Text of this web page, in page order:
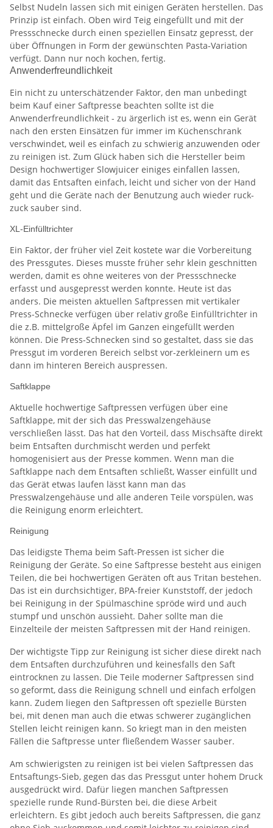
Selbst Nudeln lassen sich mit einigen Geräten herstellen. Das
Prinzip ist einfach. Oben wird Teig eingefüllt und mit der
Pressschnecke durch einen speziellen Einsatz gepresst, der
über Öffnungen in Form der gewünschten Pasta-Variation
verfügt. Dann nur noch kochen, fertig.
Anwenderfreundlichkeit
Ein nicht zu unterschätzender Faktor, den man unbedingt
beim Kauf einer Saftpresse beachten sollte ist die
Anwenderfreundlichkeit - zu ärgerlich ist es, wenn ein Gerät
nach den ersten Einsätzen für immer im Küchenschrank
verschwindet, weil es einfach zu schwierig anzuwenden oder
zu reinigen ist. Zum Glück haben sich die Hersteller beim
Design hochwertiger Slowjuicer einiges einfallen lassen,
damit das Entsaften einfach, leicht und sicher von der Hand
geht und die Geräte nach der Benutzung auch wieder ruck-
zuck sauber sind.
XL-Einfülltrichter
Ein Faktor, der früher viel Zeit kostete war die Vorbereitung
des Pressgutes. Dieses musste früher sehr klein geschnitten
werden, damit es ohne weiteres von der Pressschnecke
erfasst und ausgepresst werden konnte. Heute ist das
anders. Die meisten aktuellen Saftpressen mit vertikaler
Press-Schnecke verfügen über relativ große Einfülltrichter in
die z.B. mittelgroße Äpfel im Ganzen eingefüllt werden
können. Die Press-Schnecken sind so gestaltet, dass sie das
Pressgut im vorderen Bereich selbst vor-zerkleinern um es
dann im hinteren Bereich auspressen.
Saftklappe
Aktuelle hochwertige Saftpressen verfügen über eine
Saftklappe, mit der sich das Presswalzengehäuse
verschließen lässt. Das hat den Vorteil, dass Mischsäfte direkt
beim Entsaften durchmischt werden und perfekt
homogenisiert aus der Presse kommen. Wenn man die
Saftklappe nach dem Entsaften schließt, Wasser einfüllt und
das Gerät etwas laufen lässt kann man das
Presswalzengehäuse und alle anderen Teile vorspülen, was
die Reinigung enorm erleichtert.
Reinigung
Das leidigste Thema beim Saft-Pressen ist sicher die
Reinigung der Geräte. So eine Saftpresse besteht aus einigen
Teilen, die bei hochwertigen Geräten oft aus Tritan bestehen.
Das ist ein durchsichtiger, BPA-freier Kunststoff, der jedoch
bei Reinigung in der Spülmaschine spröde wird und auch
stumpf und unschön aussieht. Daher sollte man die
Einzelteile der meisten Saftpressen mit der Hand reinigen.
Der wichtigste Tipp zur Reinigung ist sicher diese direkt nach
dem Entsaften durchzuführen und keinesfalls den Saft
eintrocknen zu lassen. Die Teile moderner Saftpressen sind
so geformt, dass die Reinigung schnell und einfach erfolgen
kann. Zudem liegen den Saftpressen oft spezielle Bürsten
bei, mit denen man auch die etwas schwerer zugänglichen
Stellen leicht reinigen kann. So kriegt man in den meisten
Fällen die Saftpresse unter fließendem Wasser sauber.
Am schwierigsten zu reinigen ist bei vielen Saftpressen das
Entsaftungs-Sieb, gegen das das Pressgut unter hohem Druck
ausgedrückt wird. Dafür liegen manchen Saftpressen
spezielle runde Rund-Bürsten bei, die diese Arbeit
erleichtern. Es gibt jedoch auch bereits Saftpressen, die ganz